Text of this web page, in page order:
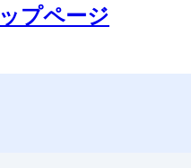
プページ